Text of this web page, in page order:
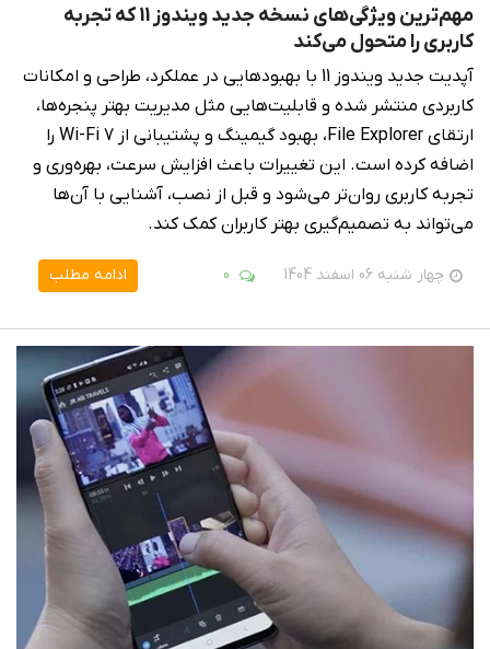
مهم‌ترین ویژگی‌های نسخه جدید ویندوز 11 که تجربه
کاربری را متحول می‌کند
آپدیت جدید ویندوز 11 با بهبودهایی در عملکرد، طراحی و امکانات
کاربردی منتشر شده و قابلیت‌هایی مثل مدیریت بهتر پنجره‌ها،
ارتقای File Explorer، بهبود گیمینگ و پشتیبانی از Wi-Fi 7 را
اضافه کرده است. این تغییرات باعث افزایش سرعت، بهره‌وری و
تجربه کاربری روان‌تر می‌شود و قبل از نصب، آشنایی با آن‌ها
می‌تواند به تصمیم‌گیری بهتر کاربران کمک کند.
چهار شنبه 06 اسفند 1404 0 ادامه مطلب